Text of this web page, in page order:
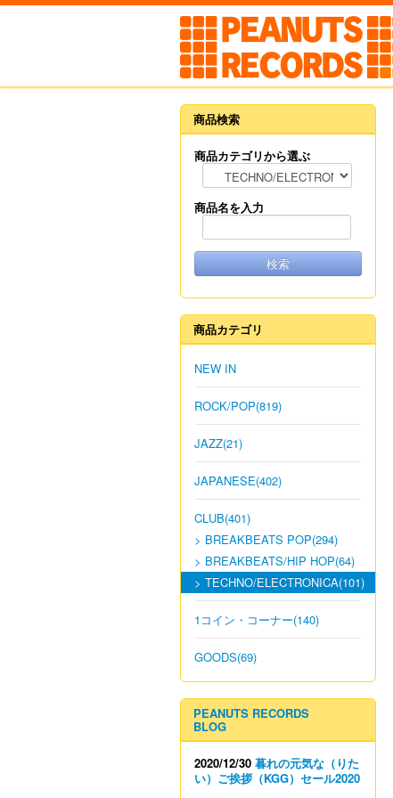
商品検索
商品カテゴリから選ぶ
商品名を入力
検索
商品カテゴリ
NEW IN
ROCK/POP(819)
JAZZ(21)
JAPANESE(402)
CLUB(401)
> BREAKBEATS POP(294)
> BREAKBEATS/HIP HOP(64)
> TECHNO/ELECTRONICA(101)
1コイン・コーナー(140)
GOODS(69)
PEANUTS RECORDS
BLOG
2020/12/30 暮れの元気な（りた
い）ご挨拶（KGG）セール2020